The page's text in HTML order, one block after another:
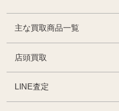
主な買取商品一覧
店頭買取
LINE査定